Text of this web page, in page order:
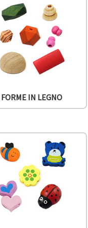
FORME IN LEGNO